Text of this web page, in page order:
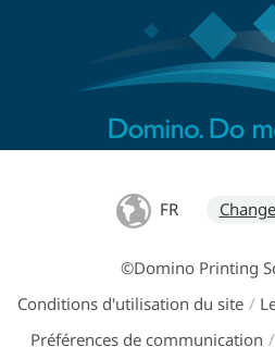
FR
©Domino Printing
Conditions d'utilisation du site /
Préférences de communication /